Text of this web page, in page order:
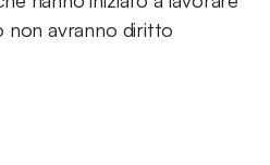
non avranno diritto